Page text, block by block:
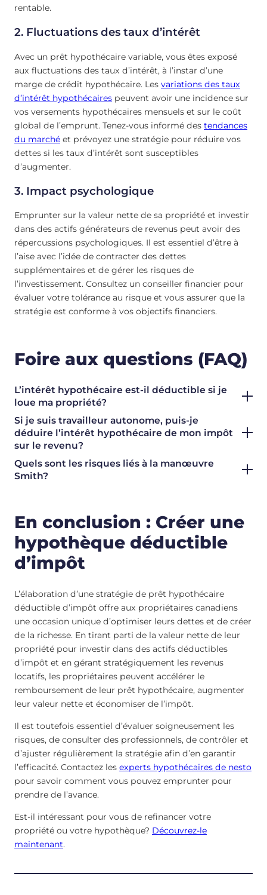
rentable.
2. Fluctuations des taux d’intérêt
Avec un prêt hypothécaire variable, vous êtes exposé
aux fluctuations des taux d’intérêt, à l’instar d’une
marge de crédit hypothécaire. Les variations des taux
d’intérêt hypothécaires peuvent avoir une incidence sur
vos versements hypothécaires mensuels et sur le coût
global de l’emprunt. Tenez-vous informé des tendances
du marché et prévoyez une stratégie pour réduire vos
dettes si les taux d’intérêt sont susceptibles
d’augmenter.
3. Impact psychologique
Emprunter sur la valeur nette de sa propriété et investir
dans des actifs générateurs de revenus peut avoir des
répercussions psychologiques. Il est essentiel d’être à
l’aise avec l’idée de contracter des dettes
supplémentaires et de gérer les risques de
l’investissement. Consultez un conseiller financier pour
évaluer votre tolérance au risque et vous assurer que la
stratégie est conforme à vos objectifs financiers.
Foire aux questions (FAQ)
L’intérêt hypothécaire est-il déductible si je
loue ma propriété?
Si je suis travailleur autonome, puis-je
déduire l’intérêt hypothécaire de mon impôt
sur le revenu?
Quels sont les risques liés à la manœuvre
Smith?
En conclusion : Créer une
hypothèque déductible
d’impôt
L’élaboration d’une stratégie de prêt hypothécaire
déductible d’impôt offre aux propriétaires canadiens
une occasion unique d’optimiser leurs dettes et de créer
de la richesse. En tirant parti de la valeur nette de leur
propriété pour investir dans des actifs déductibles
d’impôt et en gérant stratégiquement les revenus
locatifs, les propriétaires peuvent accélérer le
remboursement de leur prêt hypothécaire, augmenter
leur valeur nette et économiser de l’impôt.
Il est toutefois essentiel d’évaluer soigneusement les
risques, de consulter des professionnels, de contrôler et
d’ajuster régulièrement la stratégie afin d’en garantir
l’efficacité. Contactez les experts hypothécaires de nesto
pour savoir comment vous pouvez emprunter pour
prendre de l’avance.
Est-il intéressant pour vous de refinancer votre
propriété ou votre hypothèque? Découvrez-le
maintenant.